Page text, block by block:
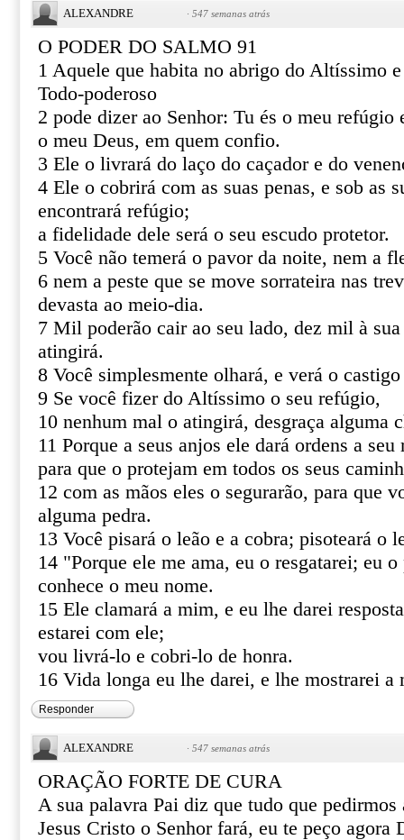
ALEXANDRE · 547 semanas atrás
O PODER DO SALMO 91
1 Aquele que habita no abrigo do Altíssimo
Todo-poderoso
2 pode dizer ao Senhor: Tu és o meu refúgio
o meu Deus, em quem confio.
3 Ele o livrará do laço do caçador e do
4 Ele o cobrirá com as suas penas, e sob as
encontrará refúgio;
a fidelidade dele será o seu escudo protetor.
5 Você não temerá o pavor da noite, nem a
6 nem a peste que se move sorrateira nas
devasta ao meio-dia.
7 Mil poderão cair ao seu lado, dez mil à
atingirá.
8 Você simplesmente olhará, e verá o
9 Se você fizer do Altíssimo o seu refúgio,
10 nenhum mal o atingirá, desgraça alguma
11 Porque a seus anjos ele dará ordens a seu
para que o protejam em todos os seus
12 com as mãos eles o segurarão, para que
alguma pedra.
13 Você pisará o leão e a cobra; pisoteará o
14 "Porque ele me ama, eu o resgatarei; eu
conhece o meu nome.
15 Ele clamará a mim, e eu lhe darei
estarei com ele;
vou livrá-lo e cobri-lo de honra.
16 Vida longa eu lhe darei, e lhe mostrarei a
Responder
ALEXANDRE · 547 semanas atrás
ORAÇÃO FORTE DE CURA
A sua palavra Pai diz que tudo que pedirmos
Jesus Cristo o Senhor fará, eu te peço agora